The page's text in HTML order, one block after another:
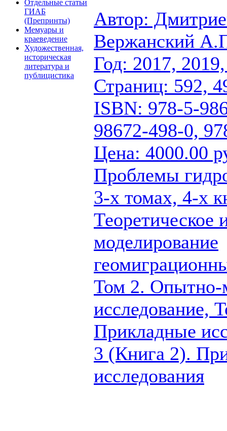
Отдельные статьи
ГИАБ
(Препринты)
Мемуары и
краеведение
Художественная,
историческая
литература и
публицистика
Автор:
Вержанский
Год: 2017,
Страниц: 592,
ISBN: 978-5-
98672-498-0,
Цена: 4000.00
Проблемы
3-х томах, 4-х
Теоретическое
моделирование
Том 2. Опытно-
исследование,
Прикладные
3 (Книга 2).
исследования